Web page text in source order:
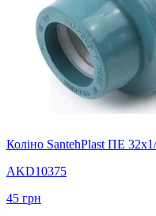
Коліно SantehPlast ПЕ
AKD10375
45 грн